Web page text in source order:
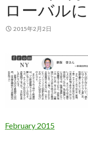
ローバル
2015年2月2日
February 2015